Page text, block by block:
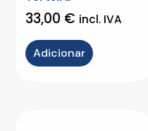
33,00 € incl. IVA
Adicionar